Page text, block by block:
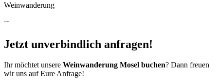
Weinwanderung
Anfrage
Jetzt unverbindlich anfragen!
Ihr möchtet unsere Weinwanderung Mosel buchen? Dann freuen
wir uns auf Eure Anfrage!